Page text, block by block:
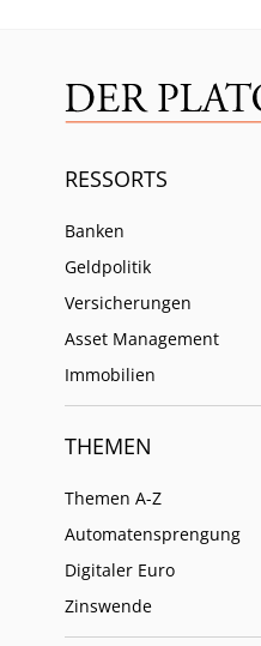
RESSORTS
Banken
Geldpolitik
Versicherungen
Asset Management
Immobilien
THEMEN
Themen A-Z
Automatensprengung
Digitaler Euro
Zinswende